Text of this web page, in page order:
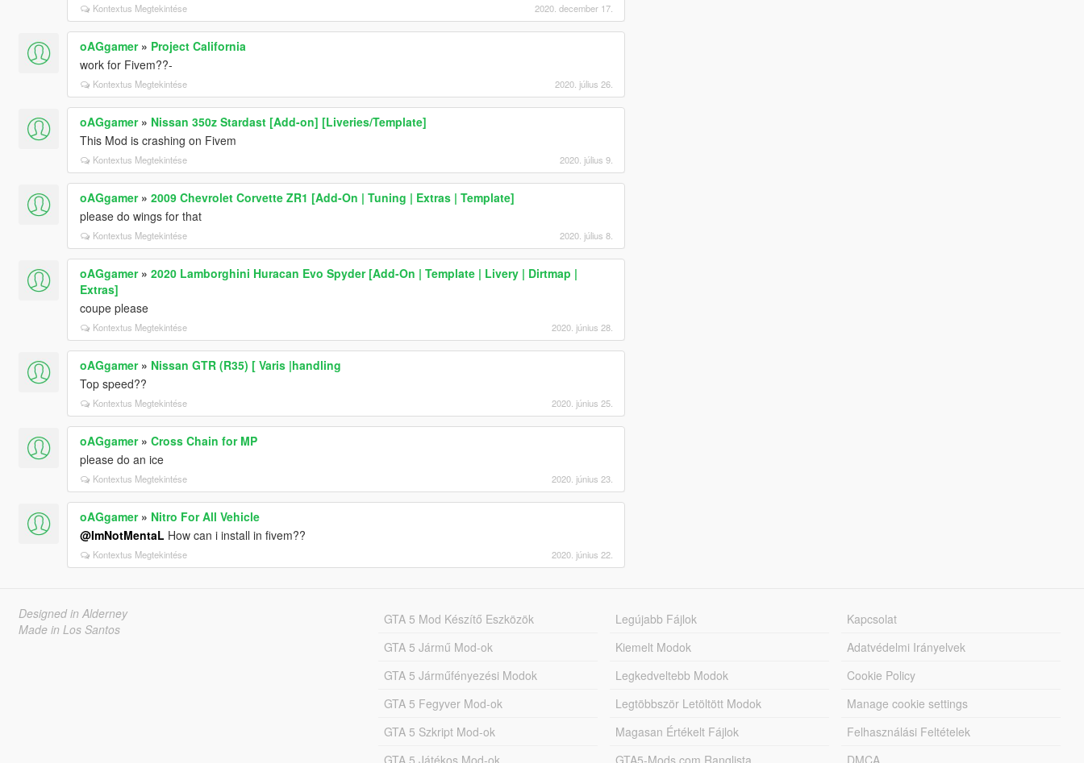
Kontextus Megtekintése 2020. december 17.
oAGgamer» Project California
work for Fivem??-
Kontextus Megtekintése 2020. július 26.
oAGgamer» Nissan 350z Stardast [Add-on] [Liveries/Template]
This Mod is crashing on Fivem
Kontextus Megtekintése 2020. július 9.
oAGgamer» 2009 Chevrolet Corvette ZR1 [Add-On | Tuning | Extras | Template]
please do wings for that
Kontextus Megtekintése 2020. július 8.
oAGgamer» 2020 Lamborghini Huracan Evo Spyder [Add-On | Template | Livery | Dirtmap |
Extras]
coupe please
Kontextus Megtekintése 2020. június 28.
oAGgamer» Nissan GTR (R35) [ Varis |handling
Top speed??
Kontextus Megtekintése 2020. június 25.
oAGgamer» Cross Chain for MP
please do an ice
Kontextus Megtekintése 2020. június 23.
oAGgamer» Nitro For All Vehicle
@ImNotMentaL How can i install in fivem??
Kontextus Megtekintése 2020. június 22.
Designed in Alderney
Made in Los Santos
GTA 5 Mod Készítő Eszközök
GTA 5 Jármű Mod-ok
GTA 5 Járműfényezési Modok
GTA 5 Fegyver Mod-ok
GTA 5 Szkript Mod-ok
GTA 5 Játékos Mod-ok
Legújabb Fájlok
Kiemelt Modok
Legkedveltebb Modok
Legtöbbször Letöltött Modok
Magasan Értékelt Fájlok
GTA5-Mods.com Ranglista
Kapcsolat
Adatvédelmi Irányelvek
Cookie Policy
Manage cookie settings
Felhasználási Feltételek
DMCA